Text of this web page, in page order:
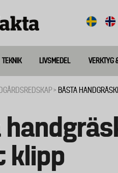
TEKNIK LIVSMEDEL VERKTYG
BÄSTA
klipp